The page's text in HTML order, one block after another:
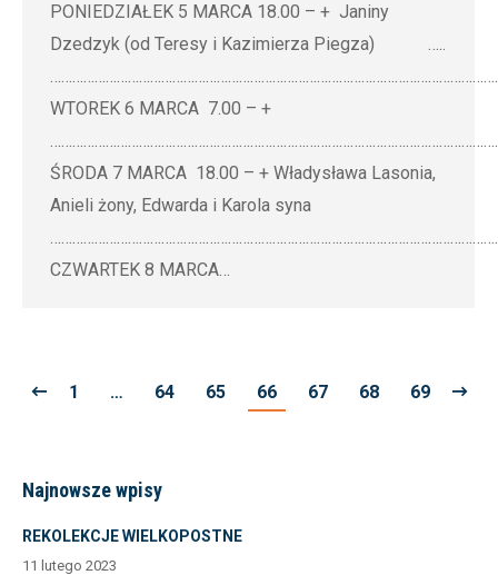
PONIEDZIAŁEK 5 MARCA 18.00 – + Janiny
Dzedzyk (od Teresy i Kazimierza Piegza) …..
WTOREK 6 MARCA 7.00 – +
ŚRODA 7 MARCA 18.00 – + Władysława Lasonia,
Anieli żony, Edwarda i Karola syna
CZWARTEK 8 MARCA…
1 … 64 65 66 67 68 69
Najnowsze wpisy
REKOLEKCJE WIELKOPOSTNE
11 lutego 2023